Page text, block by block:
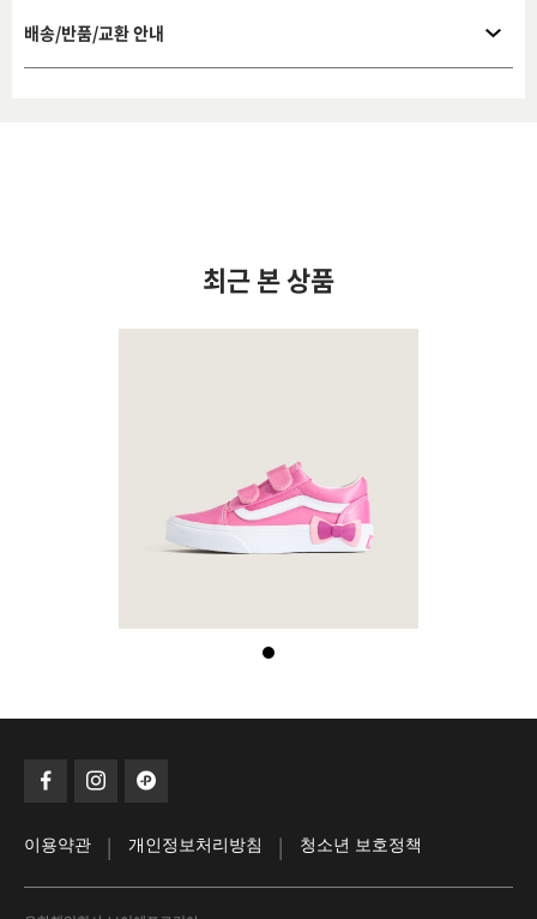
배송/반품/교환 안내
최근 본 상품
이용약관 | 개인정보처리방침 | 청소년 보호정책